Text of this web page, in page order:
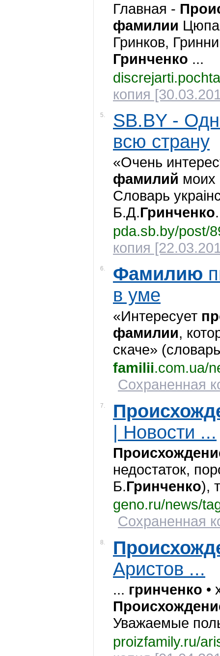
Главная -
фамилии
Гринков,
Гринченко ...
копия
SB.BY -
всю страну
«Очень
фамилий моих
Словарь
Б.Д.Гринченко.
pda.sb.by/post/
копия
5.
Фамилию
в уме
«Интересует
фамилии,
скаче»
familii.com.ua/
Сохраненная
6.
| Новости ...
недостаток,
Б.Гринченко),
geno.ru/news/
Сохраненная
7.
Аристов ...
... гринченко •
Уважаемые
proizfamily.ru/
8.